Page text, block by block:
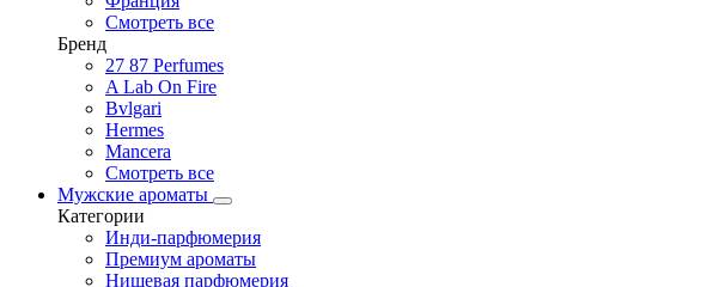
Смотреть все
Бренд
27 87 Perfumes
A Lab On Fire
Bvlgari
Hermes
Mancera
Смотреть все
Мужские ароматы
Категории
Инди-парфюмерия
Премиум ароматы
Нишевая парфюмерия